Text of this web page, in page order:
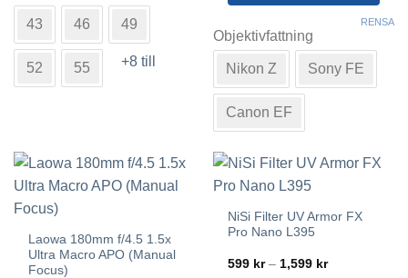
produkten
har
flera
varianter.
De
väljas
på
produktsidan
43 46 49
52 55 +8 till
här
produkten
har
flera
varianter.
De
alternativen
kan
på
Objektivfattning
Nikon Z Sony FE
Canon EF
RENSA
Laowa 180mm f/4.5 1.5x
Ultra Macro APO (Manual
Focus)
NiSi Filter UV Armor FX
Pro Nano L395
599 kr – 1,599 krPrisintervall: